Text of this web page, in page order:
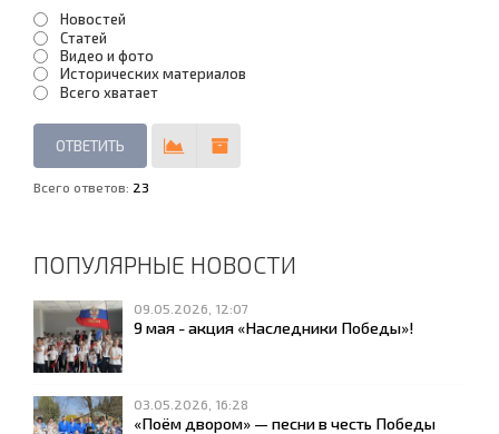
Новостей
Статей
Видео и фото
Исторических материалов
Всего хватает
Всего ответов: 23
ПОПУЛЯРНЫЕ НОВОСТИ
09.05.2026, 12:07
9 мая - акция «Наследники Победы»!
03.05.2026, 16:28
«Поём двором» — песни в честь Победы